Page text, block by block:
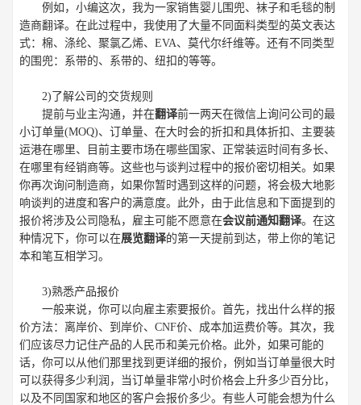
例如，小编这次，我为一家销售婴儿围兜、袜子和毛毯的制
造商翻译。在此过程中，我使用了大量不同面料类型的英文表达
式：棉、涤纶、聚氯乙烯、EVA、莫代尔纤维等。还有不同类型
的围兜：系带的、系带的、纽扣的等等。
2)了解公司的交货规则
提前与业主沟通，并在翻译前一两天在微信上询问公司的最
小订单量(MOQ)、订单量、在大时会的折扣和具体折扣、主要装
运港在哪里、目前主要市场在哪些国家、正常装运时间有多长、
在哪里有经销商等。这些也与谈判过程中的报价密切相关。如果
你再次询问制造商，如果你暂时遇到这样的问题，将会极大地影
响谈判的进度和客户的满意度。此外，由于此信息和下面提到的
报价将涉及公司隐私，雇主可能不愿意在会议前通知翻译。在这
种情况下，你可以在展览翻译的第一天提前到达，带上你的笔记
本和笔互相学习。
3)熟悉产品报价
一般来说，你可以向雇主索要报价。首先，找出什么样的报
价方法：离岸价、到岸价、CNF价、成本加运费价等。其次，我
们应该尽力记住产品的人民币和美元价格。此外，如果可能的
话，你可以从他们那里找到更详细的报价，例如当订单量很大时
可以获得多少利润，当订单量非常小时价格会上升多少百分比，
以及不同国家和地区的客户会报价多少。有些人可能会想为什么